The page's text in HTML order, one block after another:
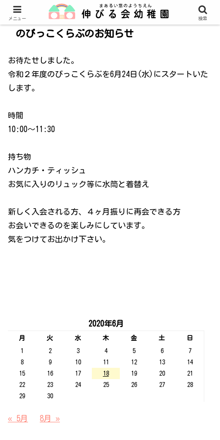
のびっこくらぶのお知らせ
お待たせしました。
令和２年度のびっこくらぶを6月24日(水)にスタートいた
します。
時間
10:00～11:30
持ち物
ハンカチ・ティッシュ
お気に入りのリュック等に水筒と着替え
新しく入会される方、４ヶ月振りに再会できる方
お会いできるのを楽しみにしています。
気をつけてお出かけ下さい。
2020年6月
月 火 水 木 金 土
日
1
2 3 4 5 6
7
8
9 10 11 12 13
14
15
16 17 18 19 20
21
22
23 24 25 26 27
28
29
30
« 5月 8月 »
メニュー 検索